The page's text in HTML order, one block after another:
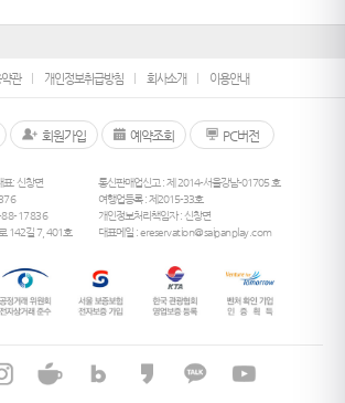
관 개인정보취급방침 회사소개 이용안내
회원가입 예약조회 PC버전
표: 신창면
88-17836
142길 7, 401호
통신판매업신고 : 제 2014-서울강남-01705 호
여행업등록 : 제2015-33호
개인정보처리책임자 : 신창면
대표메일 :ereservation@saipanplay.com